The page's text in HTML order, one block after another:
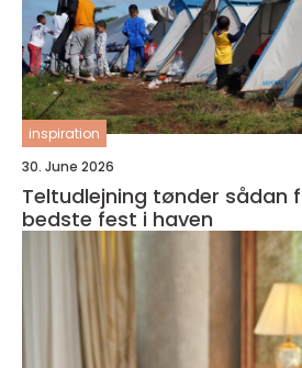
inspiration
30. June 2026
Teltudlejning tønder sådan får du den
bedste fest i haven